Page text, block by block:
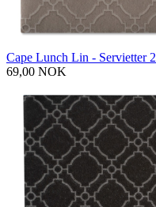
Cape Lunch Lin - Servietter
69,00 NOK